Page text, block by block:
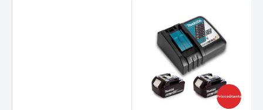
Prix coûtants